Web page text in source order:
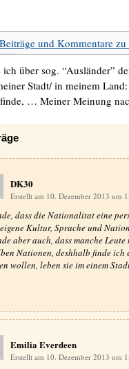
und Kommentare
ich über sog. “Ausländer”
Stadt/ in meinem
… Meiner Meinung
DK30
Erstellt am 10. Dezember 2013 um
dass die Nationalitat eine
Kultur, Sprache und
aber auch, dass manche
Nationen, deshhalb finde ich
wollen, leben sie im einem
Emilia Everdeen
Erstellt am 10. Dezember 2013 um